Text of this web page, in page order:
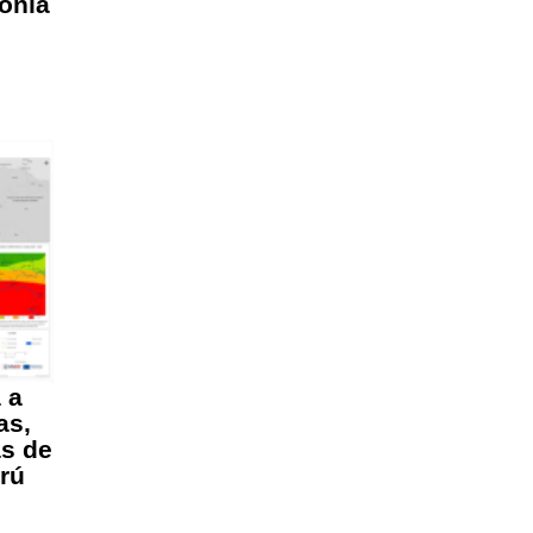
a
de